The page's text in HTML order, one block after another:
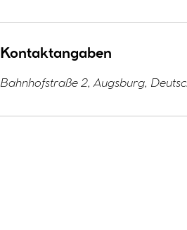
Kontaktangaben
Bahnhofstraße 2, Augsburg,